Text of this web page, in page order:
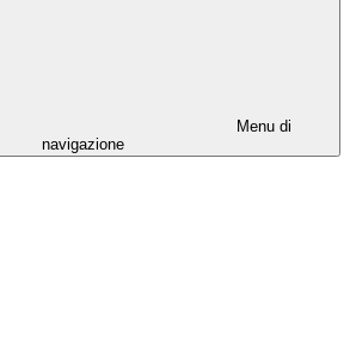
Menu di
navigazione